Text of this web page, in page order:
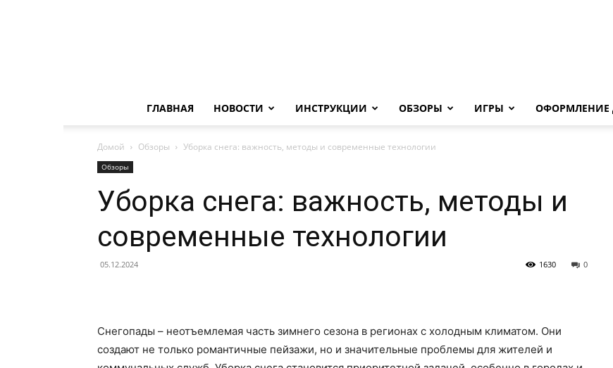
ГЛАВНАЯ НОВОСТИ ИНСТРУКЦИИ ОБЗОРЫ ИГРЫ ОФОРМЛЕНИЕ
Домой Обзоры Уборка снега: важность, методы и современные технологии
Обзоры
Уборка снега: важность, методы и
современные технологии
05.12.2024 0
1630
Снегопады – неотъемлемая часть зимнего сезона в регионах с холодным климатом. Они
создают не только романтичные пейзажи, но и значительные проблемы для жителей и